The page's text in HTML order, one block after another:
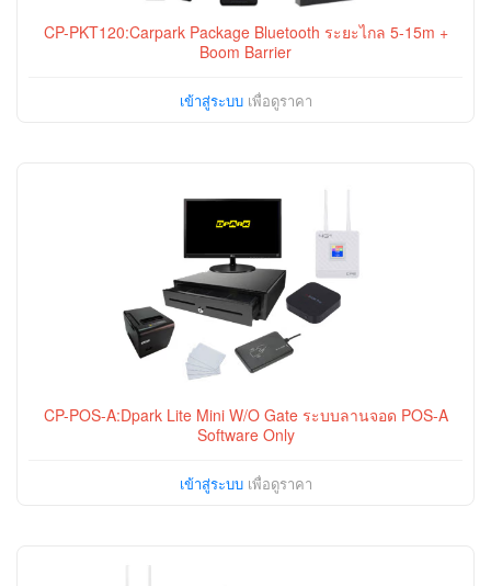
CP-PKT120:Carpark Package Bluetooth ระยะไกล 5-15m +
Boom Barrier
เข้าสู่ระบบเพื่อดูราคา
CP-POS-A:Dpark Lite Mini W/O Gate ระบบลานจอด POS-A
Software Only
เข้าสู่ระบบเพื่อดูราคา